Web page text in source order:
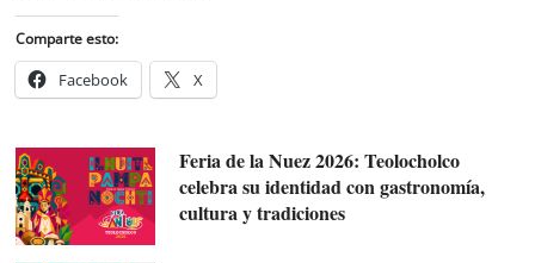
Comparte esto:
Facebook X
Feria de la Nuez 2026: Teolocholco
celebra su identidad con gastronomía,
cultura y tradiciones